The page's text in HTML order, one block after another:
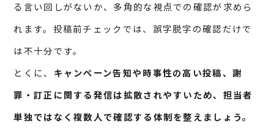
る言い回しがないか、多角的な視点での確認が求めら
れます。投稿前チェックでは、誤字脱字の確認だけで
は不十分です。
とくに、 キャンペーン告知や時事性の高い投稿、謝
罪・訂正に関する発信は拡散されやすいため、担当者
単独ではなく複数人で確認する体制を整えましょう。